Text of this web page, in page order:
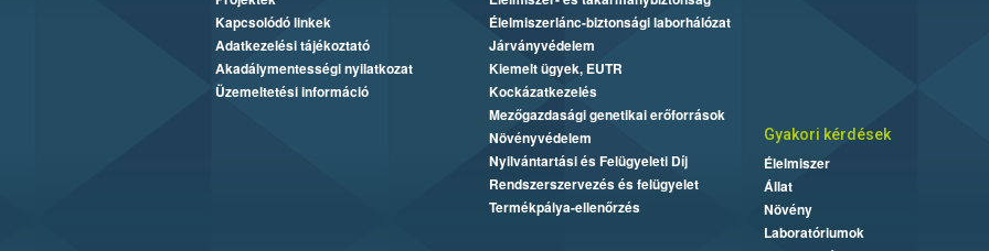
Kapcsolódó linkek
Adatkezelési tájékoztató
Akadálymentességi nyilatkozat
Üzemeltetési információ
Élelmiszerlánc-biztonsági laborhálózat
Járványvédelem
Kiemelt ügyek, EUTR
Kockázatkezelés
Mezőgazdasági genetikai erőforrások
Növényvédelem
Nyilvántartási és Felügyeleti Díj
Rendszerszervezés és felügyelet
Termékpálya-ellenőrzés
Gyakori kérdések
Élelmiszer
Állat
Növény
Laboratóriumok